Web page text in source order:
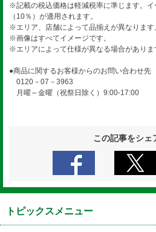
※記載の税込価格は軽減税率に準じます。
（10％）が適用されます。
※エリア、店舗によって品揃えが異なります
※画像はすべてイメージです。
※エリアによって仕様が異なる場合がありま
●商品に関するお客様からのお問い合わせ先
0120－07－3963
月曜～金曜（祝祭日除く）9:00-17:00
この記事をシェ
トピックスメニュー